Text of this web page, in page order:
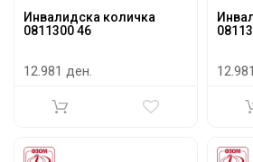
Инвалидска количка
0811300 46
12.981 ден.